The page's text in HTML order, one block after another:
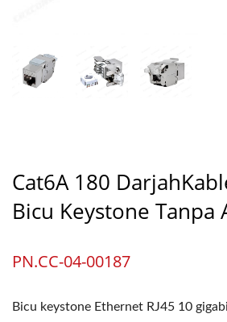
Cat6A 180
Bicu Keystone Tanpa
PN.CC-04-00187
Bicu keystone Ethernet RJ45 10